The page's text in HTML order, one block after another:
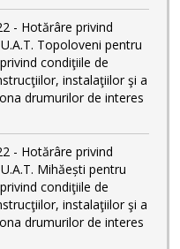
- Hotărâre privind
Topoloveni pentru
condiţiile de
instalaţiilor şi a
drumurilor de interes
- Hotărâre privind
Mihăești pentru
condiţiile de
instalaţiilor şi a
drumurilor de interes